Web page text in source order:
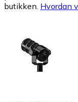
butikken. Hvordan